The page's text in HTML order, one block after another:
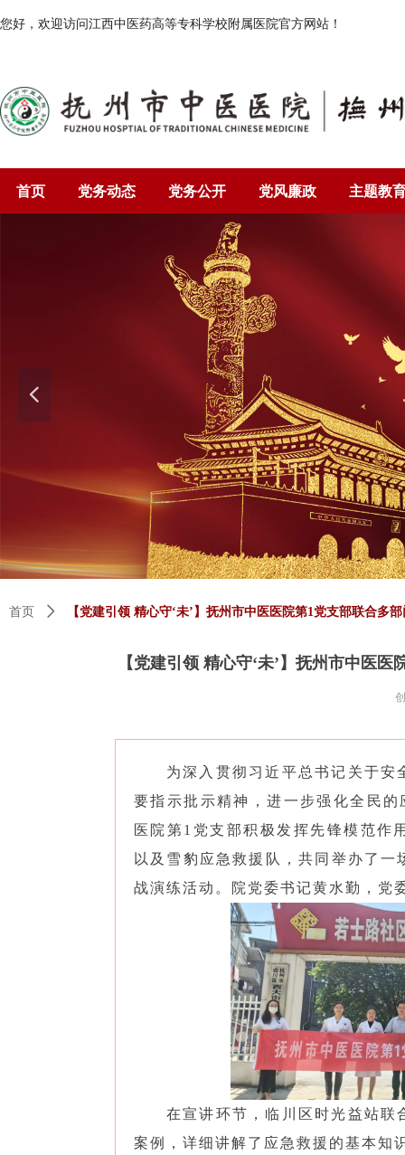
首页 党务动态 党务公开 党风廉政 主题教
您好，欢迎访问江西中医药高等专科学校附属医院官方网站！
넳
【党建引领 精心守‘未’】抚州市中医
为深入贯彻习近平总书记关于
要指示批示精神，进一步强化全民
医院第1党支部积极发挥先锋模范作
以及雪豹应急救援队，共同举办了
战演练活动。院党委书记黄水勤，党
在宣讲环节，临川区时光益站联
案例，详细讲解了应急救援的基本知
首页 ꄲ 【党建引领 精心守‘未’】抚州市中医医院第1党支部联合多